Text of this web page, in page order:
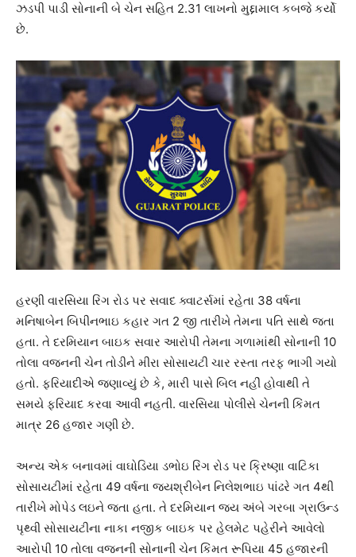
ઝડપી પાડી સોનાની બે ચેન સહિત 2.31 લાખનો મુદ્દામાલ કબજે કર્યો
છે.
હરણી વારસિયા રિંગ રોડ પર સવાદ ક્વાટર્સમાં રહેતા 38 વર્ષના
મનિષાબેન બિપીનભાઇ કહાર ગત 2 જી તારીખે તેમના પતિ સાથે જતા
હતા. તે દરમિયાન બાઇક સવાર આરોપી તેમના ગળામાંથી સોનાની 10
તોલા વજનની ચેન તોડીને મીરા સોસાયટી ચાર રસ્તા તરફ ભાગી ગયો
હતો. ફરિયાદીએ જણાવ્યું છે કે, મારી પાસે બિલ નહીં હોવાથી તે
સમયે ફરિયાદ કરવા આવી નહતી. વારસિયા પોલીસે ચેનની કિંમત
માત્ર 26 હજાર ગણી છે.
અન્ય એક બનાવમાં વાઘોડિયા ડભોઇ રિંગ રોડ પર ક્રિષ્ણા વાટિકા
સોસાયટીમાં રહેતા 49 વર્ષના જયશ્રીબેન નિલેશભાઇ પાંઢરે ગત 4થી
તારીખે મોપેડ લઇને જતા હતા. તે દરમિયાન જય અંબે ગરબા ગ્રાઉન્ડ
પૃથ્વી સોસાયટીના નાકા નજીક બાઇક પર હેલમેટ પહેરીને આવેલો
આરોપી 10 તોલા વજનની સોનાની ચેન કિંમત રૂપિયા 45 હજારની